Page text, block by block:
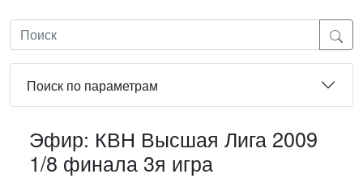
Поиск по параметрам
Эфир: КВН Высшая Лига 2009
1/8 финала 3я игра